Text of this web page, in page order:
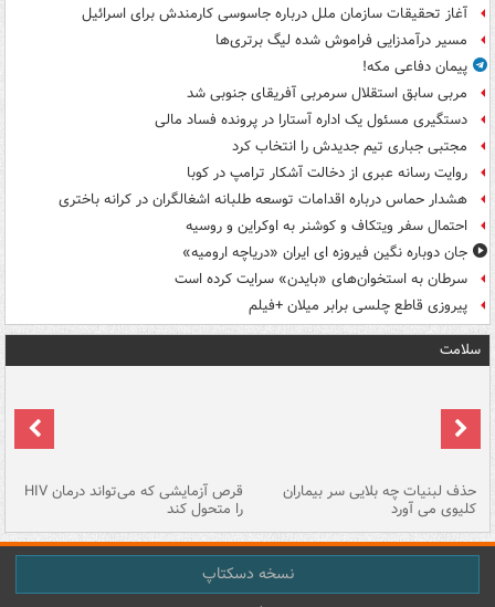
آغاز تحقیقات سازمان ملل درباره جاسوسی کارمندش برای اسرائیل
مسیر درآمدزایی فراموش شده لیگ برتری‌ها
پیمان دفاعی مکه!
مربی سابق استقلال سرمربی آفریقای جنوبی شد
دستگیری مسئول یک اداره آستارا در پرونده فساد مالی
مجتبی جباری تیم جدیدش را انتخاب کرد
روایت رسانه عبری از دخالت آشکار ترامپ در کوبا
هشدار حماس درباره اقدامات توسعه طلبانه اشغالگران در کرانه باختری
احتمال سفر ویتکاف و کوشنر به اوکراین و روسیه
جان دوباره نگین فیروزه ای ایران «دریاچه ارومیه»
سرطان به استخوان‌های «بایدن» سرایت کرده است
پیروزی قاطع چلسی برابر میلان +فیلم
سلامت
حذف لبنیات چه بلایی سر بیماران
کلیوی می آورد
قرص آزمایشی که می‌تواند درمان HIV
را متحول کند
نسخه دسکتاپ